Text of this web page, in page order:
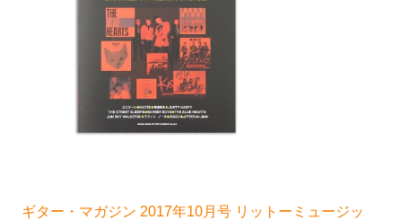
ギター・マガジン 2017年10月号 リットーミュージッ